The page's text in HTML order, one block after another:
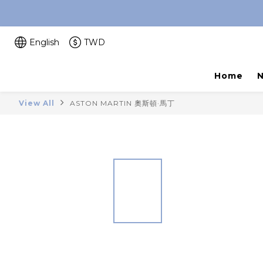
English TWD
Home
View All ASTON MARTIN 奧斯頓·馬丁